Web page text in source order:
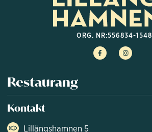
ORG. NR:556834-1548
Restaurang
Kontakt
Lillängshamnen 5